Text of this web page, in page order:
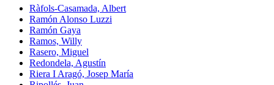
Ràfols-Casamada, Albert
Ramón Alonso Luzzi
Ramón Gaya
Ramos, Willy
Rasero, Miguel
Redondela, Agustín
Riera I Aragó, Josep María